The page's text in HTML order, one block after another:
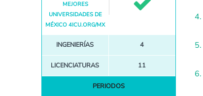
MEJORES
UNIVERSIDADES DE
MÉXICO 4ICU.ORG/MX
INGENIERÍAS 4
LICENCIATURAS 11
PERIODOS